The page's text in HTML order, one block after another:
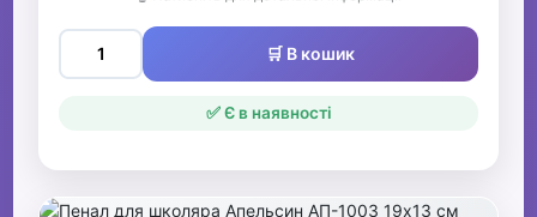
🛒 В кошик
✅ Є в наявності